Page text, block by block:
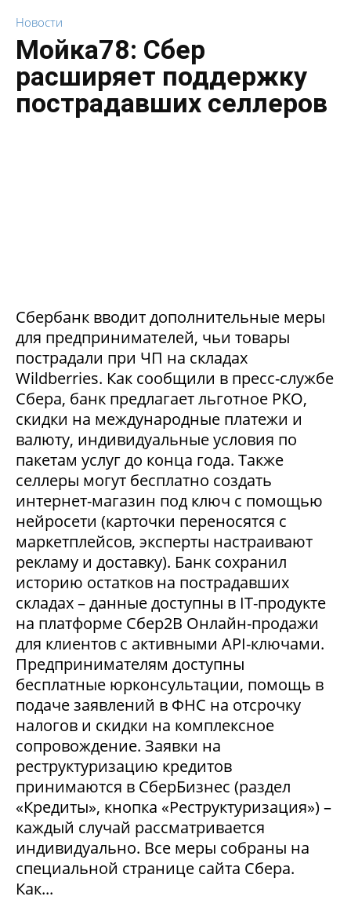
Новости
Мойка78: Сбер
расширяет поддержку
пострадавших селлеров
Сбербанк вводит дополнительные меры
для предпринимателей, чьи товары
пострадали при ЧП на складах
Wildberries. Как сообщили в пресс-службе
Сбера, банк предлагает льготное РКО,
скидки на международные платежи и
валюту, индивидуальные условия по
пакетам услуг до конца года. Также
селлеры могут бесплатно создать
интернет-магазин под ключ с помощью
нейросети (карточки переносятся с
маркетплейсов, эксперты настраивают
рекламу и доставку). Банк сохранил
историю остатков на пострадавших
складах – данные доступны в IT-продукте
на платформе Сбер2В Онлайн-продажи
для клиентов с активными API-ключами.
Предпринимателям доступны
бесплатные юрконсультации, помощь в
подаче заявлений в ФНС на отсрочку
налогов и скидки на комплексное
сопровождение. Заявки на
реструктуризацию кредитов
принимаются в СберБизнес (раздел
«Кредиты», кнопка «Реструктуризация») –
каждый случай рассматривается
индивидуально. Все меры собраны на
специальной странице сайта Сбера.
Как...